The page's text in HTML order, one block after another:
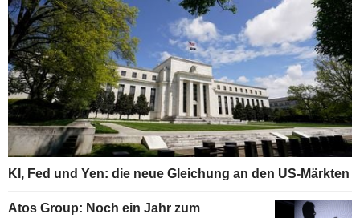
KI, Fed und Yen: die neue Gleichung an den US-Märkten
Atos Group: Noch ein Jahr zum